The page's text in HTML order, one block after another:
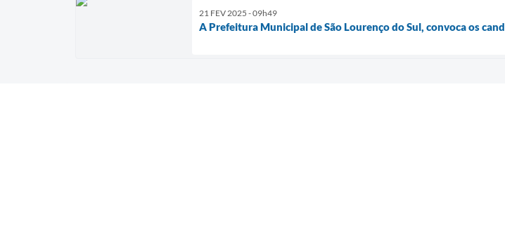
21 FEV 2025 - 09h49
A Prefeitura Municipal de São Lourenço do Sul, convoca os